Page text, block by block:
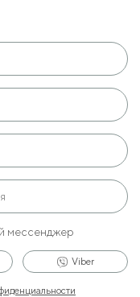
мессенджер
Viber